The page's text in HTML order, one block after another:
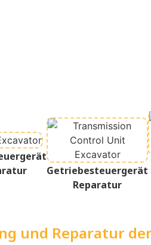
Getriebesteuergerät
Reparatur
und Reparatur